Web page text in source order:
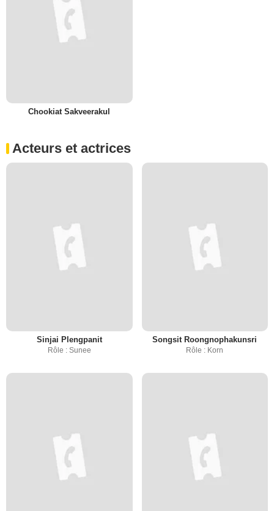
Chookiat Sakveerakul
Acteurs et actrices
Sinjai Plengpanit
Rôle : Sunee
Songsit Roongnophakunsri
Rôle : Korn